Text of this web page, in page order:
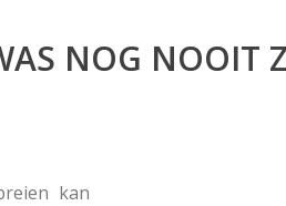
NOG NOOIT
kan